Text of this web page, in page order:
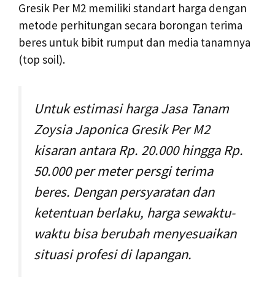
Gresik Per M2 memiliki standart harga dengan
metode perhitungan secara borongan terima
beres untuk bibit rumput dan media tanamnya
(top soil).
Untuk estimasi harga Jasa Tanam
Zoysia Japonica Gresik Per M2
kisaran antara Rp. 20.000 hingga Rp.
50.000 per meter persgi terima
beres. Dengan persyaratan dan
ketentuan berlaku, harga sewaktu-
waktu bisa berubah menyesuaikan
situasi profesi di lapangan.